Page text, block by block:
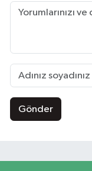
Gönder